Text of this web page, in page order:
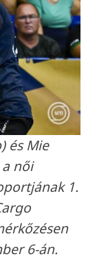
és Mie
női
1.
6-án.